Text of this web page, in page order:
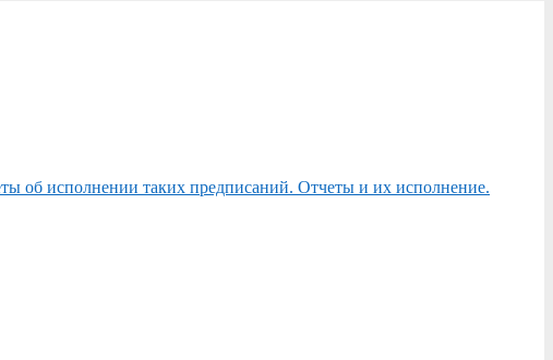
об исполнении таких предписаний. Отчеты и их исполнение.